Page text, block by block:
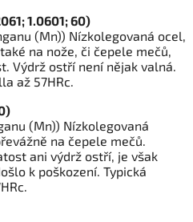
1.0601; 60)
(Mn)) Nízkolegovaná ocel,
na nože, či čepele mečů,
Výdrž ostří není nějak valná.
až 57HRc.
(Mn)) Nízkolegovaná
na čepele mečů.
ani výdrž ostří, je však
k poškození. Typická